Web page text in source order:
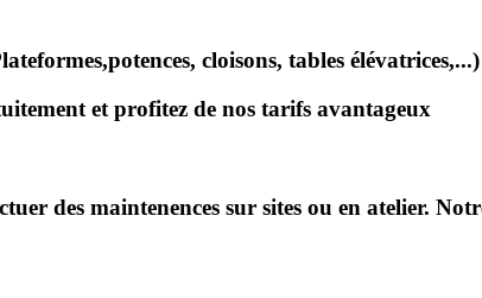
cloisons, tables élévatrices,...)
et profitez de nos tarifs avantageux
des maintenences sur sites ou en atelier.